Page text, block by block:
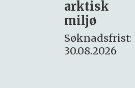
Søknadsfrist:
16. august.